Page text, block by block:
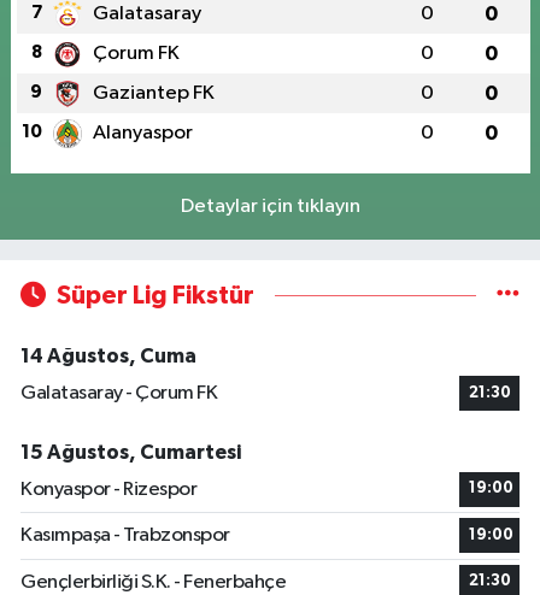
7 Galatasaray 0 0
8 Çorum FK 0 0
9 Gaziantep FK 0 0
10 Alanyaspor 0 0
Detaylar için tıklayın
Süper Lig Fikstür
14 Ağustos, Cuma
Galatasaray - Çorum FK
21:30
15 Ağustos, Cumartesi
Konyaspor - Rizespor
19:00
Kasımpaşa - Trabzonspor 19:00
Gençlerbirliği S.K. - Fenerbahçe 21:30